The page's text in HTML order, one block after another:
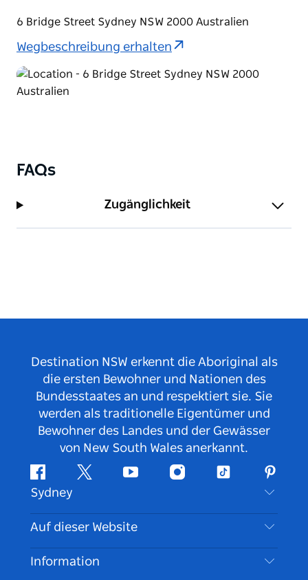
6 Bridge Street Sydney NSW 2000 Australien
Wegbeschreibung erhalten
FAQs
Zugänglichkeit
Destination NSW erkennt die Aboriginal als
die ersten Bewohner und Nationen des
Bundesstaates an und respektiert sie. Sie
werden als traditionelle Eigentümer und
Bewohner des Landes und der Gewässer
von New South Wales anerkannt.
FacebookTwitter YouTubeInstagramTikTok
Sydney
Kontaktieren Sie uns
Haftungsausschluss
Auf dieser Website
Reiseziele
Information